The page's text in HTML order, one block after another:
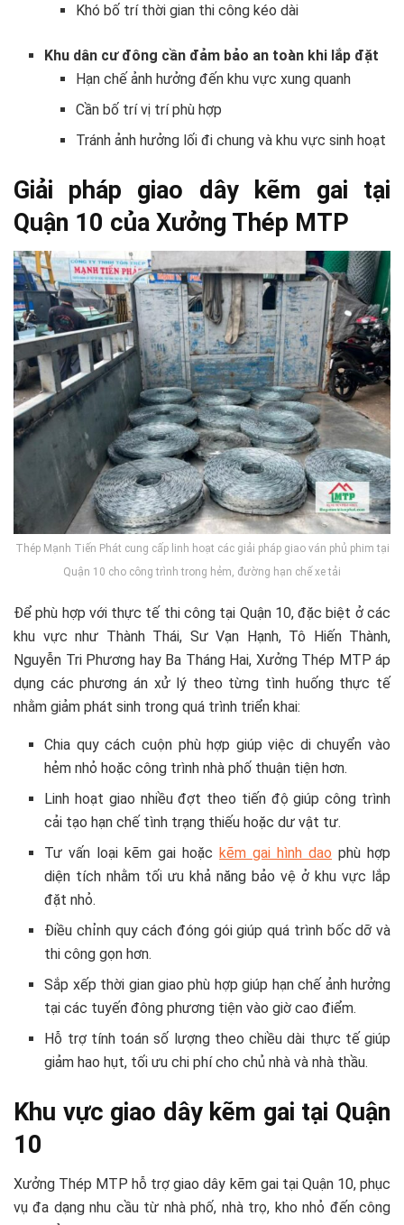
Khó bố trí thời gian thi công kéo dài
Khu dân cư đông cần đảm bảo an toàn khi lắp đặt
Hạn chế ảnh hưởng đến khu vực xung quanh
Cần bố trí vị trí phù hợp
Tránh ảnh hưởng lối đi chung và khu vực sinh hoạt
Giải pháp giao dây kẽm gai tại
Quận 10 của Xưởng Thép MTP
Thép Mạnh Tiến Phát cung cấp linh hoạt các giải pháp giao ván phủ phim tại
Quận 10 cho công trình trong hẻm, đường hạn chế xe tải
Để phù hợp với thực tế thi công tại Quận 10, đặc biệt ở các
khu vực như Thành Thái, Sư Vạn Hạnh, Tô Hiến Thành,
Nguyễn Tri Phương hay Ba Tháng Hai, Xưởng Thép MTP áp
dụng các phương án xử lý theo từng tình huống thực tế
nhằm giảm phát sinh trong quá trình triển khai:
Chia quy cách cuộn phù hợp giúp việc di chuyển vào
hẻm nhỏ hoặc công trình nhà phố thuận tiện hơn.
Linh hoạt giao nhiều đợt theo tiến độ giúp công trình
cải tạo hạn chế tình trạng thiếu hoặc dư vật tư.
Tư vấn loại kẽm gai hoặckẽm gai hình dao phù hợp
diện tích nhằm tối ưu khả năng bảo vệ ở khu vực lắp
đặt nhỏ.
Điều chỉnh quy cách đóng gói giúp quá trình bốc dỡ và
thi công gọn hơn.
Sắp xếp thời gian giao phù hợp giúp hạn chế ảnh hưởng
tại các tuyến đông phương tiện vào giờ cao điểm.
Hỗ trợ tính toán số lượng theo chiều dài thực tế giúp
giảm hao hụt, tối ưu chi phí cho chủ nhà và nhà thầu.
Khu vực giao dây kẽm gai tại Quận
10
Xưởng Thép MTP hỗ trợ giao dây kẽm gai tại Quận 10, phục
vụ đa dạng nhu cầu từ nhà phố, nhà trọ, kho nhỏ đến công